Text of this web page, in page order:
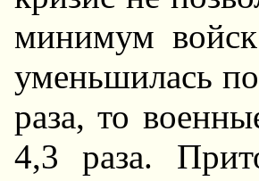
минимум
уменьшилась
раза, то
4,3 раза.